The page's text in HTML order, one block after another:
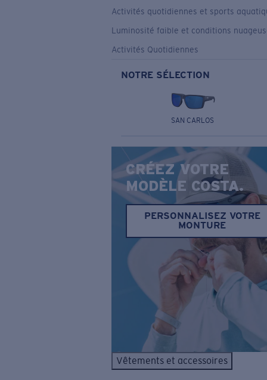
Activités quotidiennes et sports
Luminosité faible et conditions
Activités Quotidiennes
NOTRE SÉLECTION
SAN CARLOS
CRÉEZ VOTRE
MODÈLE COSTA.
PERSONNALISEZ VOTRE
MONTURE
Vêtements et accessoires